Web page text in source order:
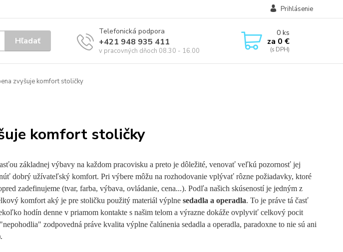
Prihlásenie
Hľadať
Telefonická podpora
+421 948 935 411
v pracovných dňoch 08.30 - 16.00
0ks
za 0 €
zvyšuje komfort stoličky
komfort stoličky
základnej výbavy na každom pracovisku a preto je dôležité, venovať veľkú pozornosť jej
dobrý užívateľský komfort. Pri výbere môžu na rozhodovanie vplývať rôzne požiadavky, ktoré
zadefinujeme (tvar, farba, výbava, ovládanie, cena...). Podľa našich skúseností je jedným z
komfort aký je pre stoličku použitý materiál výplne sedadla a operadla. To je práve tá časť
hodín denne v priamom kontakte s našim telom a výrazne dokáže ovplyviť celkový pocit
zodpovedná práve kvalita výplne čalúnenia sedadla a operadla, paradoxne to nie sú ani